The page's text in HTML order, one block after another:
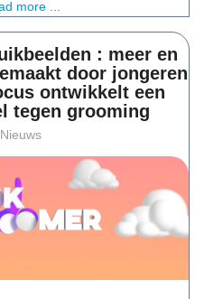
more ...
: meer en
door jongeren
ontwikkelt een
tegen grooming
Nieuws